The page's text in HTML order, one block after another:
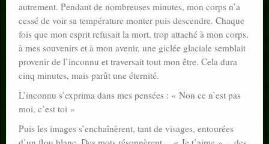
autrement. Pendant de nombreuses minutes, mon corps n’a
cessé de voir sa température monter puis descendre. Chaque
fois que mon esprit refusait la mort, trop attaché à mon corps,
à mes souvenirs et à mon avenir, une giclée glaciale semblait
provenir de l’inconnu et traversait tout mon être. Cela dura
cinq minutes, mais parût une éternité.
L’inconnu s’exprima dans mes pensées : « Non ce n’est pas
moi, c’est toi »
Puis les images s’enchaînèrent, tant de visages, entourées